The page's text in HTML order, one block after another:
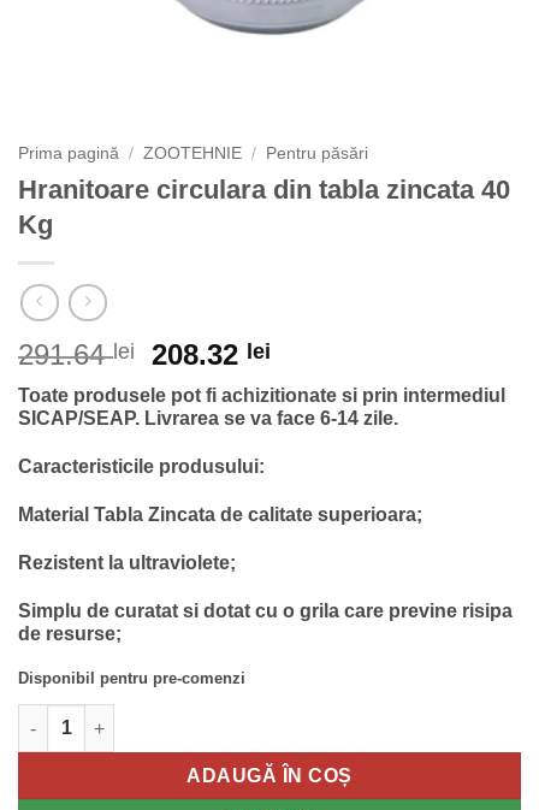
Prima pagină / ZOOTEHNIE / Pentru păsări
Hranitoare circulara din tabla zincata 40
Kg
291.64 lei
Prețul
inițial
a
291.64 lei.
208.32 lei
curent
este:
Toate produsele pot fi achizitionate si prin intermediul
SICAP/SEAP. Livrarea se va face 6-14 zile.
Caracteristicile produsului:
Material Tabla Zincata de calitate superioara;
Rezistent la ultraviolete;
Simplu de curatat si dotat cu o grila care previne risipa
de resurse;
Disponibil pentru pre-comenzi
ADAUGĂ ÎN COȘ